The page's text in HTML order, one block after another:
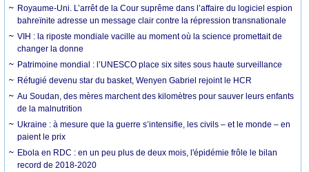
Royaume-Uni. L’arrêt de la Cour suprême dans l’affaire du logiciel espion
bahreïnite adresse un message clair contre la répression transnationale
VIH : la riposte mondiale vacille au moment où la science promettait de
changer la donne
Patrimoine mondial : l’UNESCO place six sites sous haute surveillance
Réfugié devenu star du basket, Wenyen Gabriel rejoint le HCR
Au Soudan, des mères marchent des kilomètres pour sauver leurs enfants
de la malnutrition
Ukraine : à mesure que la guerre s’intensifie, les civils – et le monde – en
paient le prix
Ebola en RDC : en un peu plus de deux mois, l'épidémie frôle le bilan
record de 2018-2020